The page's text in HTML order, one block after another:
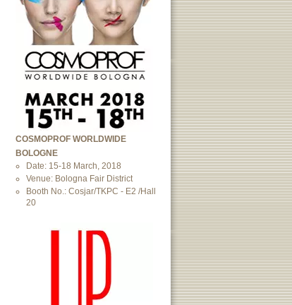
COSMOPROF WORLDWIDE
BOLOGNE
Date: 15-18 March, 2018
Venue: Bologna Fair District
Booth No.: Cosjar/TKPC - E2 /Hall
20